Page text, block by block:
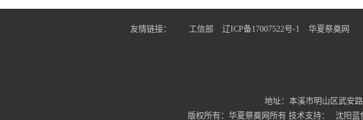
平安香
05月12日给 陶 敬献了 花环
友情链接： 工信部 辽ICP备17007522号-1 华夏祭奠网
地址：本溪市明山区武安路
版权所有：华夏祭奠网所有 技术支持：
沈阳蓝